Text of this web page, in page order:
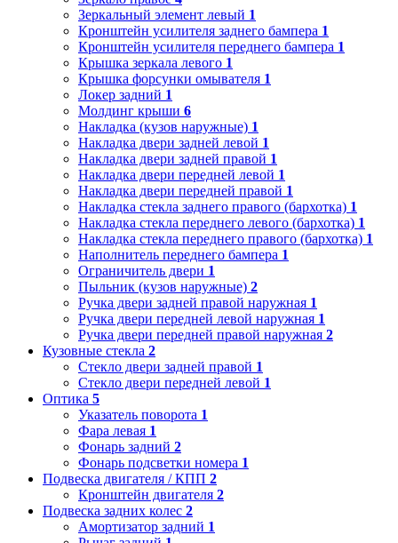
Зеркальный элемент левый 1
Кронштейн усилителя заднего бампера 1
Кронштейн усилителя переднего бампера 1
Крышка зеркала левого 1
Крышка форсунки омывателя 1
Локер задний 1
Молдинг крыши 6
Накладка (кузов наружные) 1
Накладка двери задней левой 1
Накладка двери задней правой 1
Накладка двери передней левой 1
Накладка двери передней правой 1
Накладка стекла заднего правого (бархотка) 1
Накладка стекла переднего левого (бархотка) 1
Накладка стекла переднего правого (бархотка) 1
Наполнитель переднего бампера 1
Ограничитель двери 1
Пыльник (кузов наружные) 2
Ручка двери задней правой наружная 1
Ручка двери передней левой наружная 1
Ручка двери передней правой наружная 2
Кузовные стекла 2
Стекло двери задней правой 1
Стекло двери передней левой 1
Оптика 5
Указатель поворота 1
Фара левая 1
Фонарь задний 2
Фонарь подсветки номера 1
Подвеска двигателя / КПП 2
Кронштейн двигателя 2
Подвеска задних колес 2
Амортизатор задний 1